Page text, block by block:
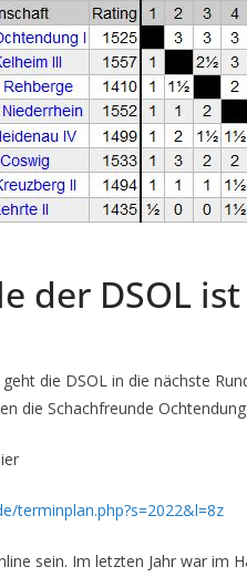
der DSOL
die DSOL in die nächste
die Schachfreunde
terminplan.php?s=2022&l=8z
sein. Im letzten Jahr war im